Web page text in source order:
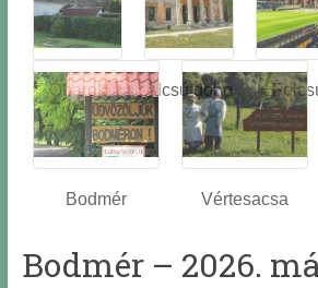
Óbarok
Alcsútdobo
z
Bodmér Vértesacsa
Bodmér – 2026.